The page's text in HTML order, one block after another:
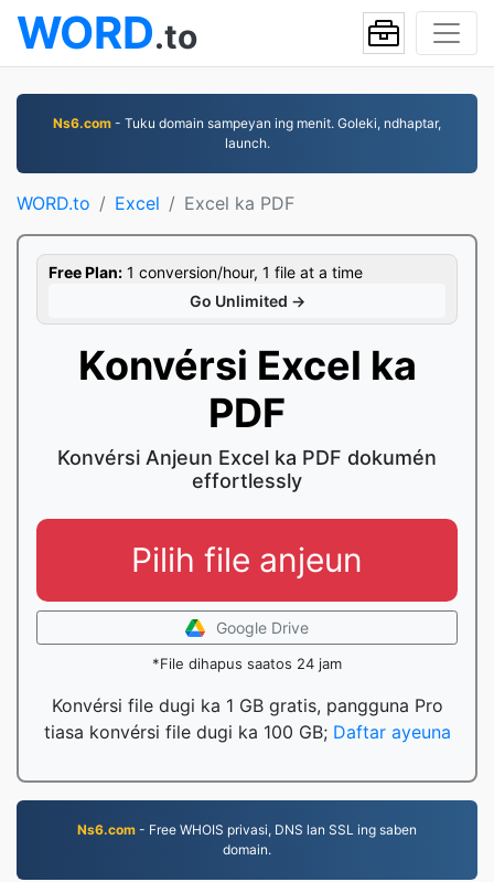
WORD.to
Ns6.com - Tuku domain sampeyan ing menit. Goleki, ndhaptar,
launch.
WORD.to Excel Excel ka PDF
Free Plan: 1 conversion/hour, 1 file at a time
Go Unlimited →
Konvérsi Excel ka
PDF
Konvérsi Anjeun Excel ka PDF dokumén
effortlessly
Pilih file anjeun
Google Drive
*File dihapus saatos 24 jam
Konvérsi file dugi ka 1 GB gratis, pangguna Pro
tiasa konvérsi file dugi ka 100 GB; Daftar ayeuna
Ns6.com - Free WHOIS privasi, DNS lan SSL ing saben
domain.